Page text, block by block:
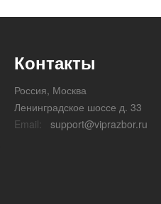
Контакты
Россия, Москва
Ленинградское шоссе д. 33
Email:
support@viprazbor.ru